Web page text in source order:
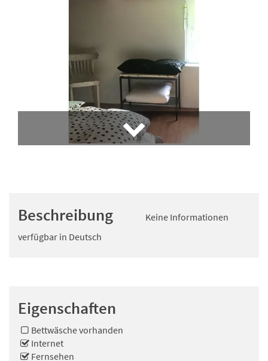
Beschreibung
Keine Informationen
verfügbar in Deutsch
Eigenschaften
Bettwäsche vorhanden
Internet
Fernsehen